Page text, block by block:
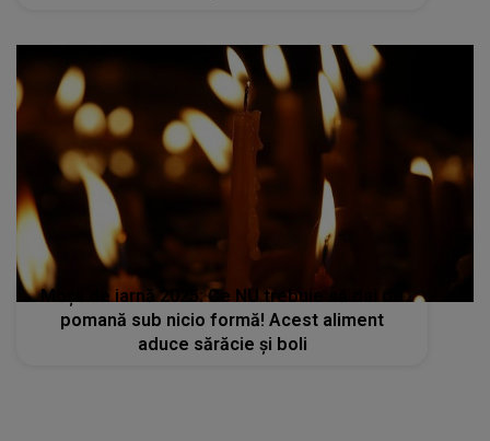
Moșii de iarnă 2025: Ce NU trebuie să dai de
pomană sub nicio formă! Acest aliment
aduce sărăcie și boli